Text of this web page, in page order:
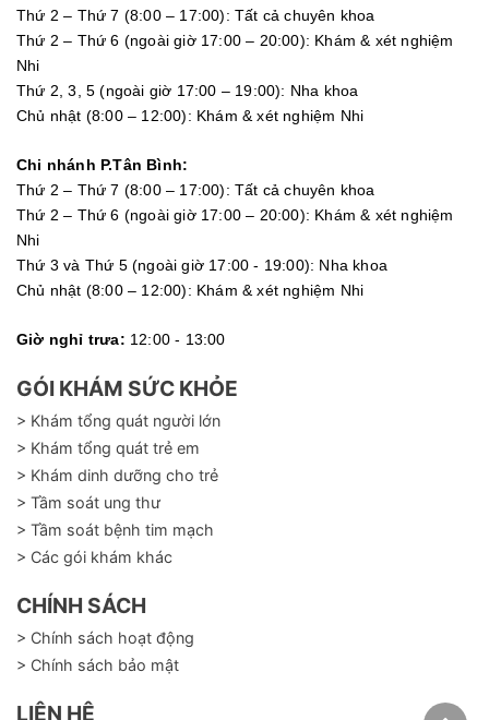
Thứ 2 – Thứ 7 (8:00 – 17:00): Tất cả chuyên khoa
Thứ 2 – Thứ 6 (ngoài giờ 17:00 – 20:00): Khám & xét nghiệm
Nhi
Thứ 2, 3, 5 (ngoài giờ 17:00 – 19:00): Nha khoa
Chủ nhật (8:00 – 12:00): Khám & xét nghiệm Nhi
Chi nhánh P.Tân Bình:
Thứ 2 – Thứ 7 (8:00 – 17:00): Tất cả chuyên khoa
Thứ 2 – Thứ 6 (ngoài giờ 17:00 – 20:00): Khám & xét nghiệm
Nhi
Thứ 3 và Thứ 5 (ngoài giờ 17:00 - 19:00): Nha khoa
Chủ nhật (8:00 – 12:00): Khám & xét nghiệm Nhi
Giờ nghỉ trưa: 12:00 - 13:00
GÓI KHÁM SỨC KHỎE
> Khám tổng quát người lớn
> Khám tổng quát trẻ em
> Khám dinh dưỡng cho trẻ
> Tầm soát ung thư
> Tầm soát bệnh tim mạch
> Các gói khám khác
CHÍNH SÁCH
> Chính sách hoạt động
> Chính sách bảo mật
LIÊN HỆ